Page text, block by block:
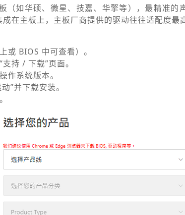
（如华硕、微星、技嘉、华擎等），最精准的
在主板上，主板厂商提供的驱动往往适配度最
或 BIOS 中可查看）。
持 / 下载”页面。
作系统版本。
”并下载安装。